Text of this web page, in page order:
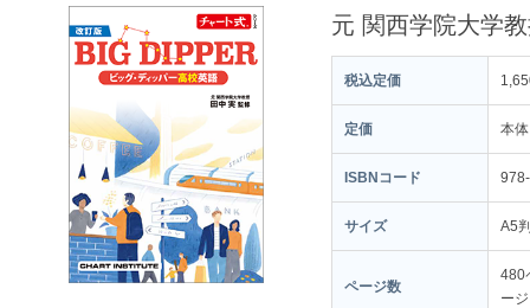
元 関西学院大学
税込定価
定価 本
ISBNコード
サイズ A5
ページ数
480
ー